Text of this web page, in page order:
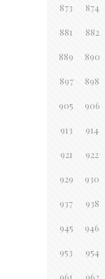
873 874
881 882
889 890
897 898
905 906
913 914
921 922
929 930
937 938
945 946
953 954
961 962